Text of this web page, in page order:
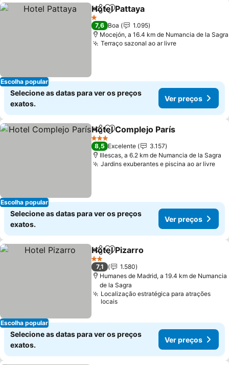
Escolha popular
PartilharAdicionar aos favoritos
Hotel Pattaya
1 Estrelas
7,6 Boa
1.095
Mocejón, a 16.4 km de Numancia de la Sagra
Terraço sazonal ao ar livre
Selecione as datas para ver os preços
exatos.
Ver preços
Escolha popular
PartilharAdicionar aos favoritos
Hotel Complejo París
3 Estrelas
8,5 Excelente
3.157
Illescas, a 6.2 km de Numancia de la Sagra
Jardins exuberantes e piscina ao ar livre
Selecione as datas para ver os preços
exatos.
Ver preços
Escolha popular
PartilharAdicionar aos favoritos
Hotel Pizarro
2 Estrelas
7,1
1.580
Humanes de Madrid, a 19.4 km de Numancia
de la Sagra
Localização estratégica para atrações
locais
Selecione as datas para ver os preços
exatos.
Ver preços